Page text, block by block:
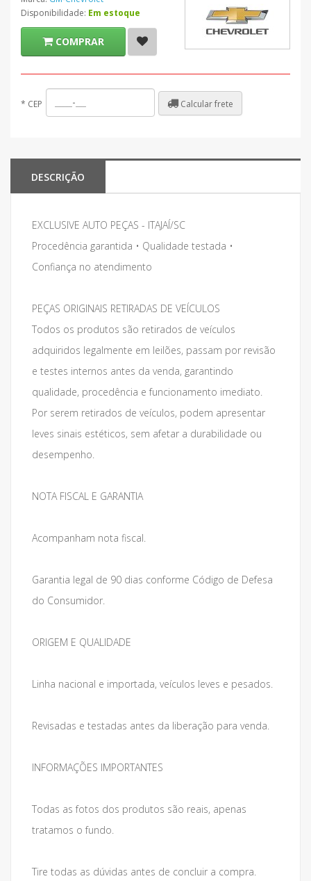
Disponibilidade: Em estoque
COMPRAR
* CEP Calcular frete
DESCRIÇÃO
EXCLUSIVE AUTO PEÇAS - ITAJAÍ/SC
Procedência garantida • Qualidade testada •
Confiança no atendimento
PEÇAS ORIGINAIS RETIRADAS DE VEÍCULOS
Todos os produtos são retirados de veículos
adquiridos legalmente em leilões, passam por revisão
e testes internos antes da venda, garantindo
qualidade, procedência e funcionamento imediato.
Por serem retirados de veículos, podem apresentar
leves sinais estéticos, sem afetar a durabilidade ou
desempenho.
NOTA FISCAL E GARANTIA
Acompanham nota fiscal.
Garantia legal de 90 dias conforme Código de Defesa
do Consumidor.
ORIGEM E QUALIDADE
Linha nacional e importada, veículos leves e pesados.
Revisadas e testadas antes da liberação para venda.
INFORMAÇÕES IMPORTANTES
Todas as fotos dos produtos são reais, apenas
tratamos o fundo.
Tire todas as dúvidas antes de concluir a compra.